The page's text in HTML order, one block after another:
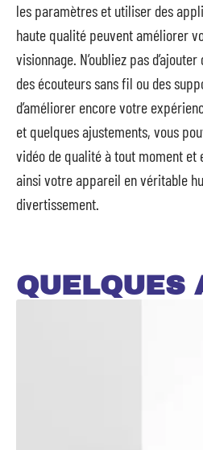
les paramètres et utiliser des
haute qualité peuvent améliorer
visionnage. N’oubliez pas
des écouteurs sans fil ou des
d’améliorer encore votre
et quelques ajustements, vous
vidéo de qualité à tout moment
ainsi votre appareil en véritable
divertissement.
QUELQUES